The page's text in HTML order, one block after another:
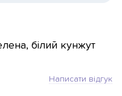
білий кунжут
Написати відгук